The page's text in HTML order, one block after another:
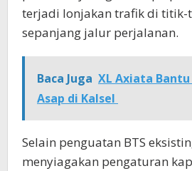
terjadi lonjakan trafik di titik-
sepanjang jalur perjalanan.
Baca Juga XL Axiata
Asap di Kalsel
Selain penguatan BTS
menyiagakan pengaturan